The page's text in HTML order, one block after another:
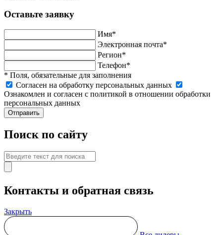
Оставьте заявку
Имя*
Электронная почта*
Регион*
Телефон*
* Поля, обязательные для заполнения
Cогласен на обработку персональных данных
Ознакомлен и согласен с политикой в отношении обработки
персональных данных
Отправить
Поиск по сайту
Контакты и обратная связь
Закрыть